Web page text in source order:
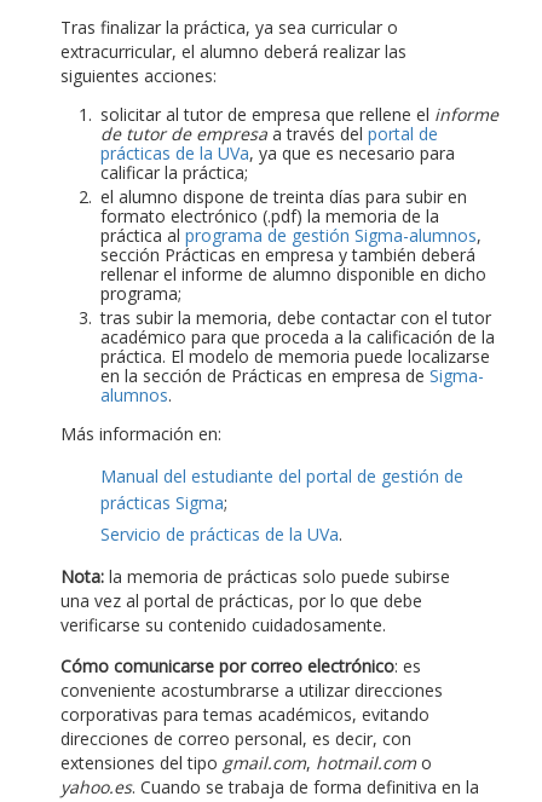
Tras finalizar la práctica, ya sea curricular o
extracurricular, el alumno deberá realizar las
siguientes acciones:
solicitar al tutor de empresa que rellene el informe
de tutor de empresa a través del portal de
prácticas de la UVa, ya que es necesario para
calificar la práctica;
el alumno dispone de treinta días para subir en
formato electrónico (.pdf) la memoria de la
práctica al programa de gestión Sigma-alumnos,
sección Prácticas en empresa y también deberá
rellenar el informe de alumno disponible en dicho
programa;
tras subir la memoria, debe contactar con el tutor
académico para que proceda a la calificación de la
práctica. El modelo de memoria puede localizarse
en la sección de Prácticas en empresa de Sigma-
alumnos.
Más información en:
Manual del estudiante del portal de gestión de
prácticas Sigma;
Servicio de prácticas de la UVa.
Nota: la memoria de prácticas solo puede subirse
una vez al portal de prácticas, por lo que debe
verificarse su contenido cuidadosamente.
Cómo comunicarse por correo electrónico: es
conveniente acostumbrarse a utilizar direcciones
corporativas para temas académicos, evitando
direcciones de correo personal, es decir, con
extensiones del tipo gmail.com, hotmail.como
yahoo.es. Cuando se trabaja de forma definitiva en la